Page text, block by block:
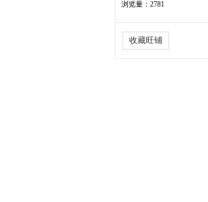
浏览量：2781
收藏旺铺